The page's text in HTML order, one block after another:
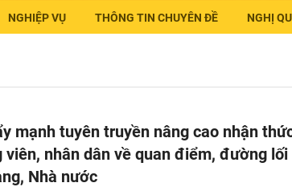
NGHIỆP VỤ THÔNG TIN CHUYÊN ĐỀ NGHỊ
mạnh tuyên truyền nâng cao nhận
viên, nhân dân về quan điểm, đường
Nhà nước